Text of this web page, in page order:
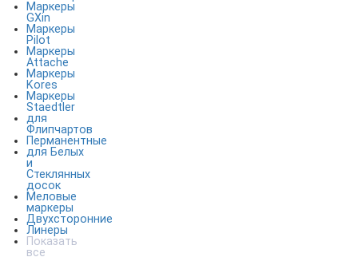
Маркеры
GXin
Маркеры
Pilot
Маркеры
Attache
Маркеры
Kores
Маркеры
Staedtler
для
Флипчартов
Перманентные
для Белых
и
Стеклянных
досок
Меловые
маркеры
Двухсторонние
Линеры
Показать
все